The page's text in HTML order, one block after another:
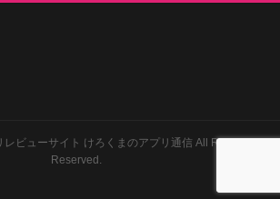
レビューサイト けろくまのアプリ通信All Rights
Reserved.